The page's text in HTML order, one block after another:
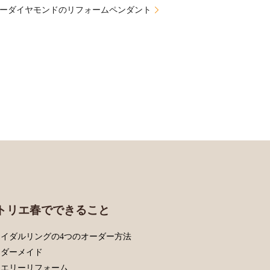
ダイヤモンドのリフォームペンダント
リエ春でできること
ダルリングの4つのオーダー方法
ーメイド
リーリフォーム